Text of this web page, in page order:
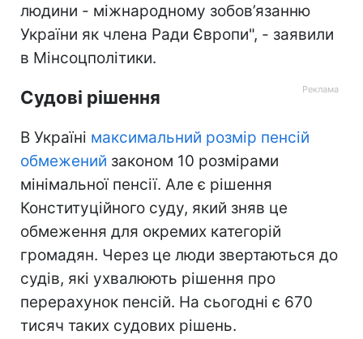
людини - міжнародному зобов’язанню
України як члена Ради Європи", - заявили
в Мінсоцполітики.
Судові рішення
В Україні максимальний розмір пенсій
обмежений законом 10 розмірами
мінімальної пенсії. Але є рішення
Конституційного суду, який зняв це
обмеження для окремих категорій
громадян. Через це люди звертаються до
судів, які ухвалюють рішення про
перерахунок пенсій. На сьогодні є 670
тисяч таких судових рішень.